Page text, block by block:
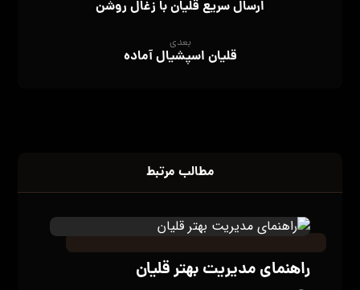
ارسال سریع قلیان با زغال روشن
بعدی
قلیان اسپشیال آماده
مطالب مرتبط
راهنمای مدیریت بهتر قلیان